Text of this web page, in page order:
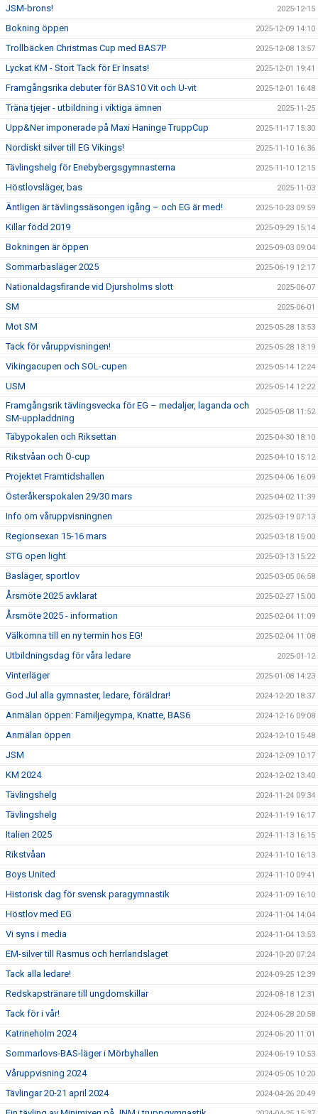
JSM-brons! 2025-12-15
Bokning öppen 2025-12-09 14:10
Trollbäcken Christmas Cup med BAS7P 2025-12-08 13:57
Lyckat KM - Stort Tack för Er Insats! 2025-12-01 19:41
Framgångsrika debuter för BAS10 Vit och U-vit 2025-12-01 16:48
Träna tjejer - utbildning i viktiga ämnen 2025-11-25
Upp&Ner imponerade på Maxi Haninge TruppCup 2025-11-17 15:30
Nordiskt silver till EG Vikings! 2025-11-10 16:36
Tävlingshelg för Enebybergsgymnasterna 2025-11-10 12:15
Höstlovsläger, bas 2025-11-03
Äntligen är tävlingssäsongen igång – och EG är med! 2025-10-23 09:59
Killar född 2019 2025-09-29 15:14
Bokningen är öppen 2025-09-03 09:04
Sommarbasläger 2025 2025-06-19 12:17
Nationaldagsfirande vid Djursholms slott 2025-06-07
SM 2025-06-01
Mot SM 2025-05-28 13:53
Tack för våruppvisningen! 2025-05-28 13:19
Vikingacupen och SOL-cupen 2025-05-14 12:24
USM 2025-05-14 12:22
Framgångsrik tävlingsvecka för EG – medaljer, laganda och
SM-uppladdning
2025-05-08 11:52
Täbypokalen och Riksettan 2025-04-30 18:10
Rikstvåan och Ö-cup 2025-04-10 15:12
Projektet Framtidshallen 2025-04-06 16:09
Österåkerspokalen 29/30 mars 2025-04-02 11:39
Info om våruppvisningnen 2025-03-19 07:13
Regionsexan 15-16 mars 2025-03-18 15:00
STG open light 2025-03-13 15:22
Basläger, sportlov 2025-03-05 06:58
Årsmöte 2025 avklarat 2025-02-27 15:00
Årsmöte 2025 - information 2025-02-04 11:09
Välkomna till en ny termin hos EG! 2025-02-04 11:08
Utbildningsdag för våra ledare 2025-01-12
Vinterläger 2025-01-08 14:23
God Jul alla gymnaster, ledare, föräldrar! 2024-12-20 18:37
Anmälan öppen: Familjegympa, Knatte, BAS6 2024-12-16 09:08
Anmälan öppen 2024-12-10 15:48
JSM 2024-12-09 10:17
KM 2024 2024-12-02 13:40
Tävlingshelg 2024-11-24 09:34
Tävlingshelg 2024-11-19 16:17
Italien 2025 2024-11-13 16:15
Rikstvåan 2024-11-10 16:13
Boys United 2024-11-10 09:41
Historisk dag för svensk paragymnastik 2024-11-09 16:10
Höstlov med EG 2024-11-04 14:04
Vi syns i media 2024-11-04 13:53
EM-silver till Rasmus och herrlandslaget 2024-10-20 07:24
Tack alla ledare! 2024-09-25 12:39
Redskapstränare till ungdomskillar 2024-08-18 12:31
Tack för i vår! 2024-06-28 20:58
Katrineholm 2024 2024-06-20 11:01
Sommarlovs-BAS-läger i Mörbyhallen 2024-06-19 10:53
Våruppvisning 2024 2024-05-05 10:20
Tävlingar 20-21 april 2024 2024-04-26 20:49